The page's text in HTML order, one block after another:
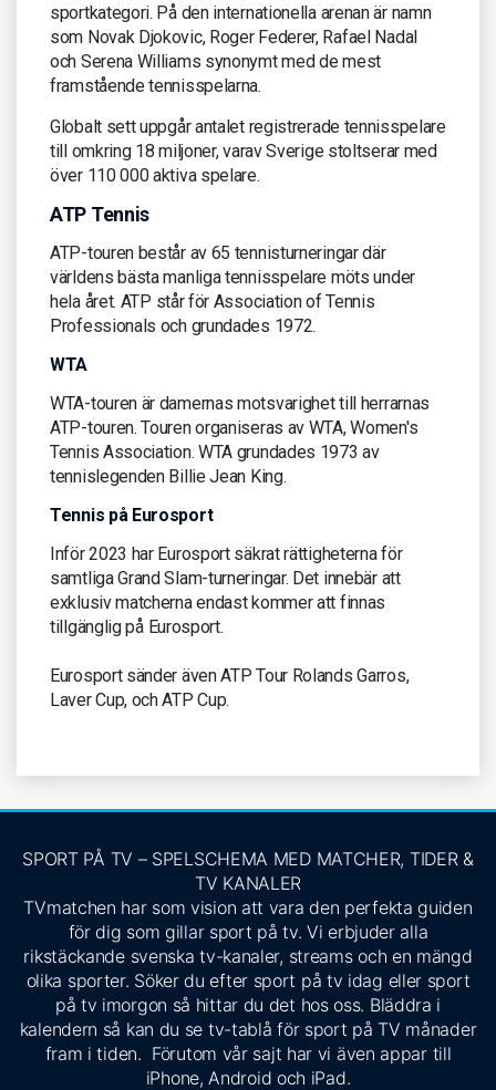
sportkategori. På den internationella arenan är namn
som Novak Djokovic, Roger Federer, Rafael Nadal
och Serena Williams synonymt med de mest
framstående tennisspelarna.
Globalt sett uppgår antalet registrerade tennisspelare
till omkring 18 miljoner, varav Sverige stoltserar med
över 110 000 aktiva spelare.
ATP Tennis
ATP-touren består av 65 tennisturneringar där
världens bästa manliga tennisspelare möts under
hela året. ATP står för Association of Tennis
Professionals och grundades 1972.
WTA
WTA-touren är damernas motsvarighet till herrarnas
ATP-touren. Touren organiseras av WTA, Women's
Tennis Association. WTA grundades 1973 av
tennislegenden Billie Jean King.
Tennis på Eurosport
Inför 2023 har Eurosport säkrat rättigheterna för
samtliga Grand Slam-turneringar. Det innebär att
exklusiv matcherna endast kommer att finnas
tillgänglig på Eurosport.
Eurosport sänder även ATP Tour Rolands Garros,
Laver Cup, och ATP Cup.
SPORT PÅ TV – SPELSCHEMA MED MATCHER, TIDER &
TV KANALER
TVmatchen har som vision att vara den perfekta guiden
för dig som gillar sport på tv. Vi erbjuder alla
rikstäckande svenska tv-kanaler, streams och en mängd
olika sporter. Söker du efter sport på tv idag eller sport
på tv imorgon så hittar du det hos oss. Bläddra i
kalendern så kan du se tv-tablå för sport på TV månader
fram i tiden. Förutom vår sajt har vi även appar till
iPhone, Android och iPad.